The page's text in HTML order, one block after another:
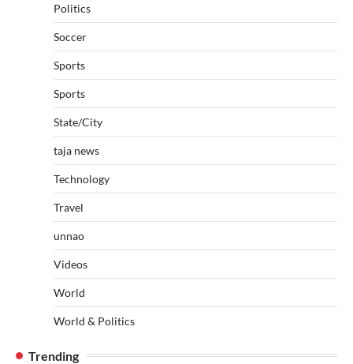
Politics
Soccer
Sports
Sports
State/City
taja news
Technology
Travel
unnao
Videos
World
World & Politics
Trending